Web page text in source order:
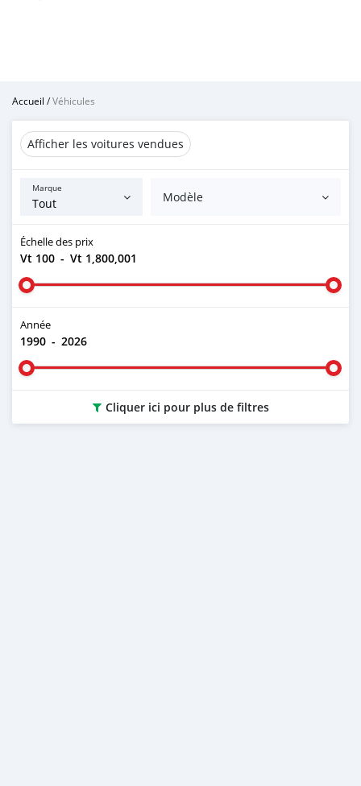
Accueil /Véhicules
Afficher les voitures vendues
Marque
Modèle
Échelle des prix
Vt 100 - Vt 1,800,001
Année
1990 - 2026
Cliquer ici pour plus de filtres